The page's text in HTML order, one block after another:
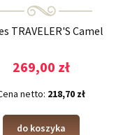
TRAVELER'S Camel
269,00 zł
netto: 218,70 zł
do koszyka